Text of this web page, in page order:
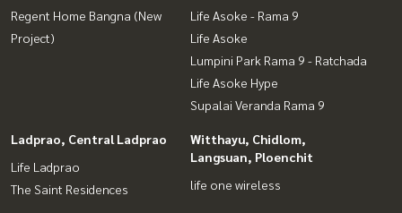
Regent Home Bangna (New
Project)
Life Asoke - Rama 9
Life Asoke
Lumpini Park Rama 9 - Ratchada
Life Asoke Hype
Supalai Veranda Rama 9
Ladprao, Central Ladprao
Life Ladprao
The Saint Residences
Witthayu, Chidlom,
Langsuan, Ploenchit
life one wireless